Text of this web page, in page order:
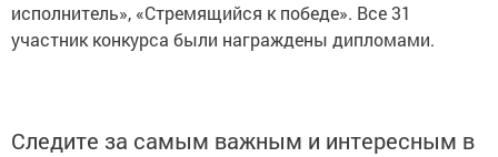
исполнитель», «Стремящийся к победе». Все 31
участник конкурса были награждены дипломами.
Следите за самым важным и интересным в